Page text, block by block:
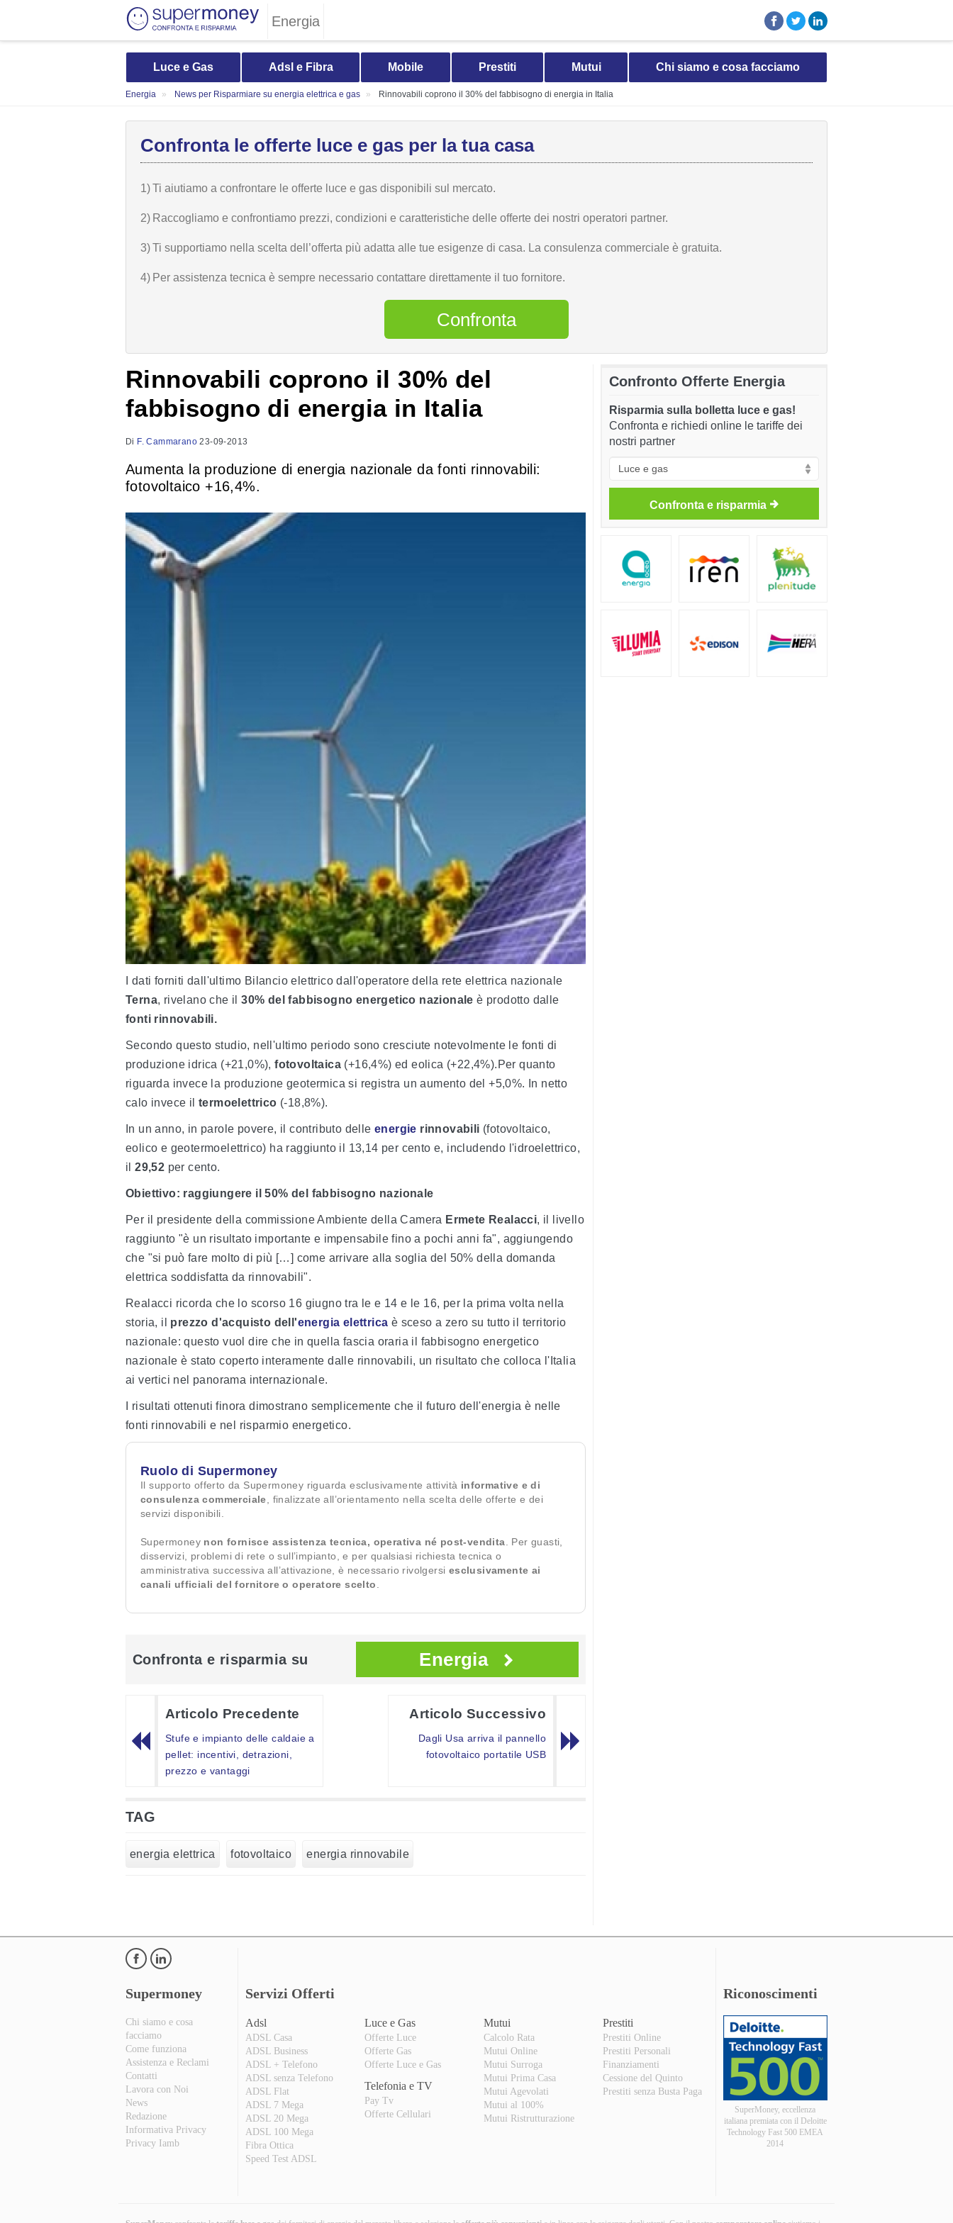
Energia
Luce e Gas Adsl e Fibra Mobile Prestiti Mutui Chi siamo e cosa facciamo
Energia News per Risparmiare su energia elettrica e gas Rinnovabili coprono il 30% del fabbisogno di energia in Italia
Confronta le offerte luce e gas per la tua casa
1)Ti aiutiamo a confrontare le offerte luce e gas disponibili sul mercato.
2) Raccogliamo e confrontiamo prezzi, condizioni e caratteristiche delle offerte dei nostri operatori partner.
3)Ti supportiamo nella scelta dell’offerta più adatta alle tue esigenze di casa. La consulenza commerciale è gratuita.
4) Per assistenza tecnica è sempre necessario contattare direttamente il tuo fornitore.
Confronta
Rinnovabili coprono il 30% del
fabbisogno di energia in Italia
Di F. Cammarano 23-09-2013
Aumenta la produzione di energia nazionale da fonti rinnovabili:
fotovoltaico +16,4%.
I dati forniti dall'ultimo Bilancio elettrico dall'operatore della rete elettrica nazionale
Terna, rivelano che il30% del fabbisogno energetico nazionale è prodotto dalle
fonti rinnovabili.
Secondo questo studio, nell'ultimo periodo sono cresciute notevolmente le fonti di
produzione idrica (+21,0%),fotovoltaica (+16,4%) ed eolica (+22,4%).Per quanto
riguarda invece la produzione geotermica si registra un aumento del +5,0%. In netto
calo invece iltermoelettrico (-18,8%).
In un anno, in parole povere, il contributo delle energie rinnovabili (fotovoltaico,
eolico e geotermoelettrico) ha raggiunto il 13,14 per cento e, includendo l'idroelettrico,
il29,52 per cento.
Obiettivo: raggiungere il 50% del fabbisogno nazionale
Per il presidente della commissione Ambiente della Camera Ermete Realacci, il livello
raggiunto "è un risultato importante e impensabile fino a pochi anni fa", aggiungendo
che "si può fare molto di più […] come arrivare alla soglia del 50% della domanda
elettrica soddisfatta da rinnovabili".
Realacci ricorda che lo scorso 16 giugno tra le e 14 e le 16, per la prima volta nella
storia, il prezzo d'acquisto dell'energia elettrica è sceso a zero su tutto il territorio
nazionale: questo vuol dire che in quella fascia oraria il fabbisogno energetico
nazionale è stato coperto interamente dalle rinnovabili, un risultato che colloca l'Italia
ai vertici nel panorama internazionale.
I risultati ottenuti finora dimostrano semplicemente che il futuro dell'energia è nelle
fonti rinnovabili e nel risparmio energetico.
Ruolo di Supermoney
Il supporto offerto da Supermoney riguarda esclusivamente attività informative e di
consulenza commerciale , finalizzate all’orientamento nella scelta delle offerte e dei
servizi disponibili.
Supermoney non fornisce assistenza tecnica, operativa né post-vendita . Per guasti,
disservizi, problemi di rete o sull’impianto, e per qualsiasi richiesta tecnica o
amministrativa successiva all’attivazione, è necessario rivolgersi esclusivamente ai
canali ufficiali del fornitore o operatore scelto
Confronta e risparmia su Energia
Articolo Precedente
Stufe e impianto delle caldaie a
pellet: incentivi, detrazioni,
prezzo e vantaggi
Articolo Successivo
Dagli Usa arriva il pannello
fotovoltaico portatile USB
TAG
energia elettrica fotovoltaico energia rinnovabile
Confronto Offerte Energia
Risparmia sulla bolletta luce e gas!
Confronta e richiedi online le tariffe dei
nostri partner
Confronta e risparmia
Supermoney
Chi siamo e cosa
facciamo
Come funziona
Assistenza e Reclami
Contatti
Lavora con Noi
News
Redazione
Informativa Privacy
Privacy Iamb
Servizi Offerti
Adsl
ADSL Casa
ADSL Business
ADSL + Telefono
ADSL senza Telefono
ADSL Flat
ADSL 7 Mega
ADSL 20 Mega
ADSL 100 Mega
Fibra Ottica
Speed Test ADSL
Luce e Gas
Offerte Luce
Offerte Gas
Offerte Luce e Gas
Telefonia e TV
Pay Tv
Offerte Cellulari
Mutui
Calcolo Rata
Mutui Online
Mutui Surroga
Mutui Prima Casa
Mutui Agevolati
Mutui al 100%
Mutui Ristrutturazione
Prestiti
Prestiti Online
Prestiti Personali
Finanziamenti
Cessione del Quinto
Prestiti senza Busta Paga
Riconoscimenti
SuperMoney, eccellenza
italiana premiata con il Deloitte
Technology Fast 500 EMEA
2014